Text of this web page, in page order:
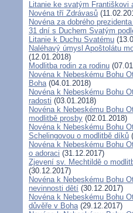
Litanie ke svatým Františkovi
Novéna tří Zdrávasů
Novéna za dobrého
31 dní s Duchem Svatým
Litanie k Duchu Svatému
Naléhavý úmysl Apoštolátu
(12.01.2018)
Modlitba rodin za rodinu
Novéna k Nebeskému Bohu
Boha(04.01.2018)
Novéna k Nebeskému Bohu
radosti (03.01.2018)
Novéna k Nebeskému Bohu
modlitbě prosby (02.01.2018)
Novéna k Nebeskému Bohu
Schelingovou o modlitbě díků
Novéna k Nebeskému Bohu
o adoraci (31.12.2017)
Zjevení sv. Mechtildě o
(30.12.2017)
Novéna k Nebeskému Bohu
nevinnosti dětí (30.12.2017)
Novéna k Nebeskému Bohu
důvěře v Boha(29.12.2017)